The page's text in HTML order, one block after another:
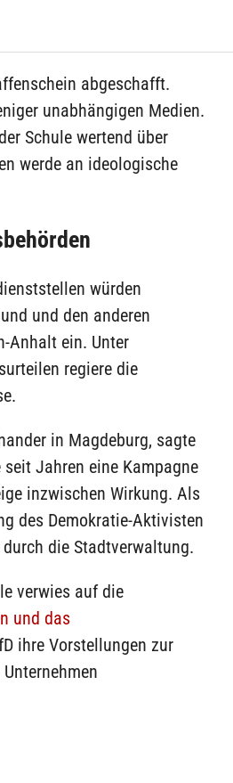
abgeschafft.
unabhängigen Medien.
Schule wertend über
werde an ideologische
würden
und den anderen
Anhalt ein. Unter
regiere die
in Magdeburg, sagte
Jahren eine Kampagne
inzwischen Wirkung. Als
des Demokratie-Aktivisten
die Stadtverwaltung.
verwies auf die
und das
ihre Vorstellungen zur